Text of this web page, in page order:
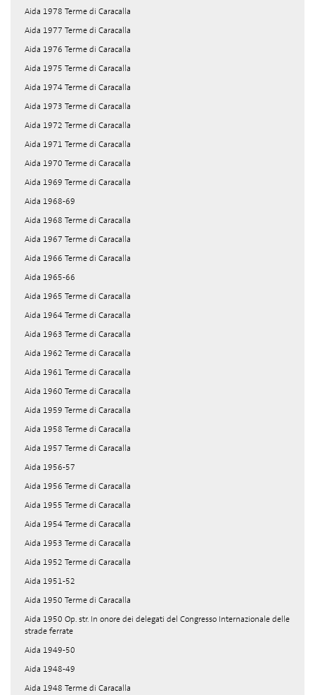
Aida 1978 Terme di Caracalla
Aida 1977 Terme di Caracalla
Aida 1976 Terme di Caracalla
Aida 1975 Terme di Caracalla
Aida 1974 Terme di Caracalla
Aida 1973 Terme di Caracalla
Aida 1972 Terme di Caracalla
Aida 1971 Terme di Caracalla
Aida 1970 Terme di Caracalla
Aida 1969 Terme di Caracalla
Aida 1968-69
Aida 1968 Terme di Caracalla
Aida 1967 Terme di Caracalla
Aida 1966 Terme di Caracalla
Aida 1965-66
Aida 1965 Terme di Caracalla
Aida 1964 Terme di Caracalla
Aida 1963 Terme di Caracalla
Aida 1962 Terme di Caracalla
Aida 1961 Terme di Caracalla
Aida 1960 Terme di Caracalla
Aida 1959 Terme di Caracalla
Aida 1958 Terme di Caracalla
Aida 1957 Terme di Caracalla
Aida 1956-57
Aida 1956 Terme di Caracalla
Aida 1955 Terme di Caracalla
Aida 1954 Terme di Caracalla
Aida 1953 Terme di Caracalla
Aida 1952 Terme di Caracalla
Aida 1951-52
Aida 1950 Terme di Caracalla
Aida 1950 Op. str. In onore dei delegati del Congresso Internazionale delle
strade ferrate
Aida 1949-50
Aida 1948-49
Aida 1948 Terme di Caracalla